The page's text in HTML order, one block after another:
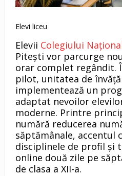
Elevi liceu
Elevii Colegiului
Pitești vor parcurge
orar complet regândit.
pilot, unitatea de
implementează un
adaptat nevoilor
moderne. Printre
numără reducerea
săptămânale, accentul
disciplinele de profil și
online două zile pe
de clasa a XII-a.